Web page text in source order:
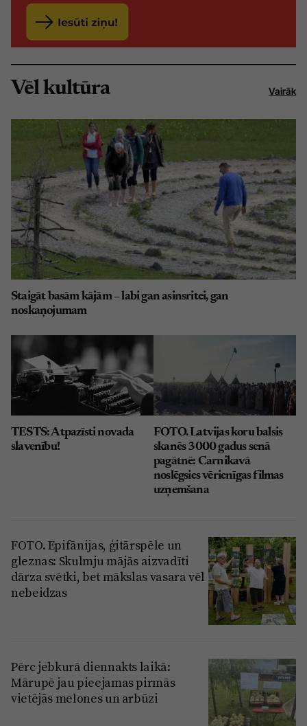
Vēl kultūra Vairāk
Staigāt basām kājām – labi gan asinsritei, gan
noskaņojumam
TESTS: Atpazīsti novada
slavenību!
FOTO. Latvijas koru balsis
skanēs 3000 gadus senā
pagātnē: Carnikavā
noslēgsies vērienīgas filmas
uzņemšana
FOTO. Epifānijas, ģitārspēle un
gleznas: Skulmju mājās aizvadīti
dārza svētki, bet mākslas vasara vēl
nebeidzas
Pērc jebkurā diennakts laikā:
Mārupē jau pieejamas pirmās
vietējās melones un arbūzi